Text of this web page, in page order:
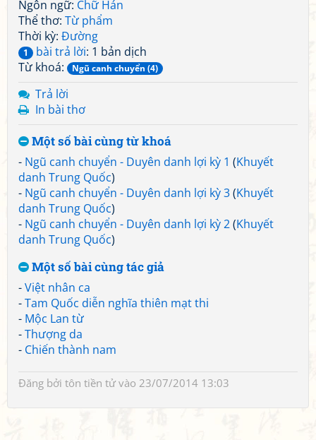
Ngôn ngữ: Chữ Hán
Thể thơ: Từ phẩm
Thời kỳ: Đường
1 bài trả lời: 1 bản dịch
Từ khoá:
Ngũ canh chuyển (4)
Trả lời
In bài thơ
Một số bài cùng từ khoá
- Ngũ canh chuyển - Duyên danh lợi kỳ 1 (Khuyết
danh Trung Quốc)
- Ngũ canh chuyển - Duyên danh lợi kỳ 3(Khuyết
danh Trung Quốc)
- Ngũ canh chuyển - Duyên danh lợi kỳ 2(Khuyết
danh Trung Quốc)
Một số bài cùng tác giả
-Việt nhân ca
-Tam Quốc diễn nghĩa thiên mạt thi
- Mộc Lan từ
-Thượng da
- Chiến thành nam
Đăng bởi tôn tiền tửvào 23/07/2014 13:03